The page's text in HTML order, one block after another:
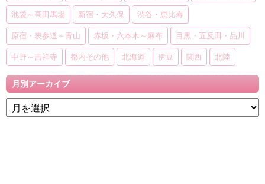
池袋～高田馬場 新宿・大久保 渋谷・恵比寿
原宿・表参道～青山 赤坂・六本木～麻布 目黒・五反田・品川
中野～吉祥寺 都内その他 北海道 伊豆 関西 北陸
月別アーカイブ